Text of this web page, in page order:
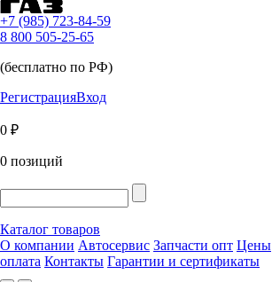
+7 (985) 723-84-59
8 800 505-25-65
(бесплатно по РФ)
РегистрацияВход
0 ₽
0 позиций
Каталог товаров
О компании Автосервис Запчасти опт Цены
оплата Контакты Гарантии и сертификаты